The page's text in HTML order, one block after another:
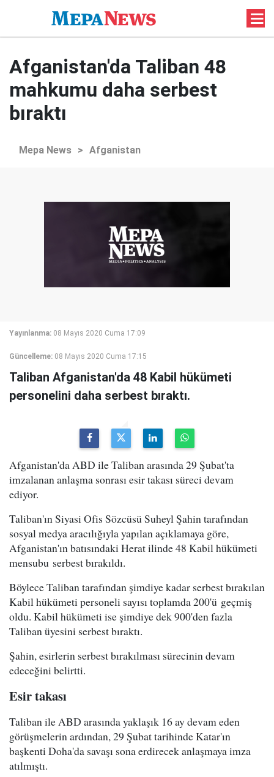
Afganistan'da Taliban 48
mahkumu daha serbest
bıraktı
Mepa News > Afganistan
Yayınlanma: 08 Mayıs 2020 Cuma 17:09
Güncelleme: 08 Mayıs 2020 Cuma 17:15
Taliban Afganistan'da 48 Kabil hükümeti
personelini daha serbest bıraktı.
Afganistan'da ABD ile Taliban arasında 29 Şubat'ta
imzalanan anlaşma sonrası esir takası süreci devam
ediyor.
Taliban'ın Siyasi Ofis Sözcüsü Suheyl Şahin tarafından
sosyal medya aracılığıyla yapılan açıklamaya göre,
Afganistan'ın batısındaki Herat ilinde 48 Kabil hükümeti
mensubu serbest bırakıldı.
Böylece Taliban tarafından şimdiye kadar serbest bırakılan
Kabil hükümeti personeli sayısı toplamda 200'ü geçmiş
oldu. Kabil hükümeti ise şimdiye dek 900'den fazla
Taliban üyesini serbest bıraktı.
Şahin, esirlerin serbest bırakılması sürecinin devam
edeceğini belirtti.
Esir takası
Taliban ile ABD arasında yaklaşık 16 ay devam eden
görüşmelerin ardından, 29 Şubat tarihinde Katar'ın
başkenti Doha'da savaşı sona erdirecek anlaşmaya imza
atılmıştı.